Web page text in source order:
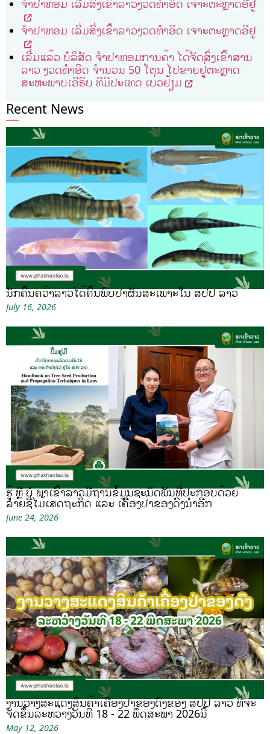
ຈຳປາຫອມ ເລີ່ມສົ່ງເຂົ້າລາວງວດທຳອິດ ເຈາະຕະຫຼາດອີຢູ
ຈຳປາຫອມ ເລີ່ມສົ່ງເຂົ້າລາວງວດທຳອິດ ເຈາະຕະຫຼາດອີຢູ
ເລີ່ມແລ້ວ ບໍລິສັດ ຈໍາປາຫອມການຄ້າ ໄດ້ຈັດສົ່ງເຂົ້າສານ
ລາວ ງວດທໍາອິດ ຈໍານວນ 50 ໂຕນ ໄປຂາຍຢູ່ຕະຫຼາດ
ສະຫະພາບເອີຣົບ ທີມີປະເທດ ເບ່ວຢ້ຽມ
Recent News
ນັກຄົ້ນຄວ້າລາວໄດ້ຄົ້ນພົບປາຜັ່ນສະເພາະໃນ ສປປ ລາວ
July 16, 2026
ຮູ້ ຫຼື ບໍ ພາເຂົ້າລາວມີຖານຂໍ້ມູນຊະນິດພັນທີ່ປະກອບດ້ວຍ
ລາຍຊື່ໄມ້ເສດຖະກິດ ແລະ ເຄື່ອງປ່າຂອງດົງນຳອີກ
June 24, 2026
ງານວາງສະແດງສິນຄ້າເຄື່ອງປ່າຂອງດົງຂອງ ສປປ ລາວ ທີ່ຈະ
ຈັດຂຶ້ນລະຫວ່າງວັນທີ 18 - 22 ພຶດສະພາ 2026ນີ້
May 12, 2026